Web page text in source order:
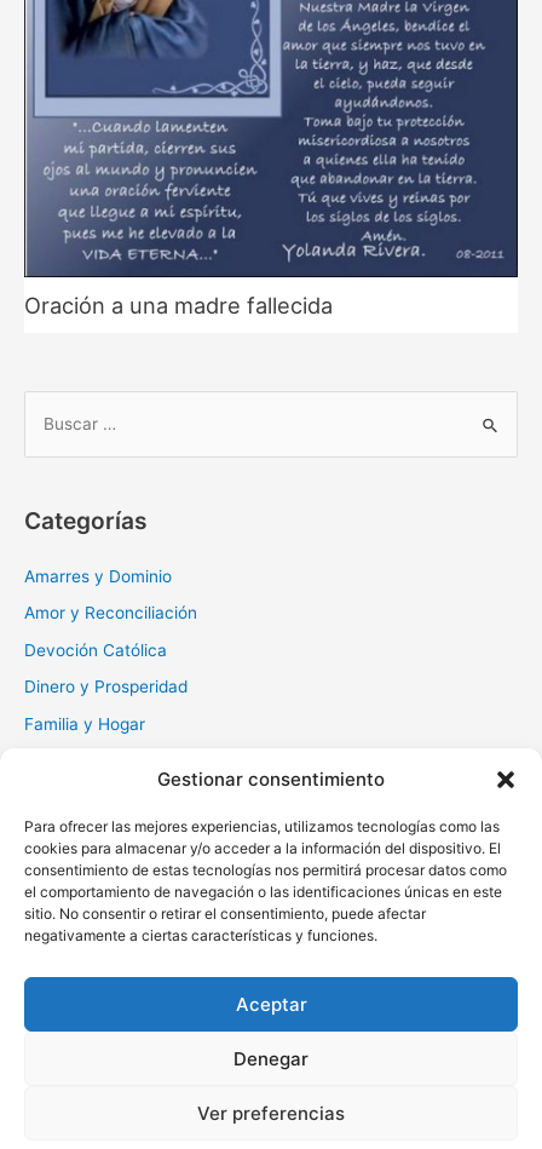
Gestionar consentimiento
Para ofrecer las mejores experiencias, utilizamos tecnologías como las
cookies para almacenar y/o acceder a la información del dispositivo. El
consentimiento de estas tecnologías nos permitirá procesar datos como
el comportamiento de navegación o las identificaciones únicas en este
sitio. No consentir o retirar el consentimiento, puede afectar
negativamente a ciertas características y funciones.
Aceptar
Denegar
Ver preferencias
Oración a una madre fallecida
a
r
Categorías
Amarres y Dominio
Amor y Reconciliación
Devoción Católica
Dinero y Prosperidad
Familia y Hogar
Muerte y Difuntos
Oraciones Diarias
Otras
Protección y Liberación
Salud y Sanación
WordPress